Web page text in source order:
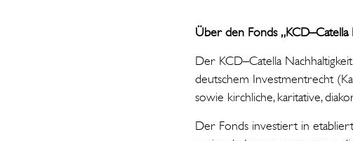
Über den Fonds
Der KCD–Catella
deutschem Investmentrecht
sowie kirchliche, karitative,
Der Fonds investiert in